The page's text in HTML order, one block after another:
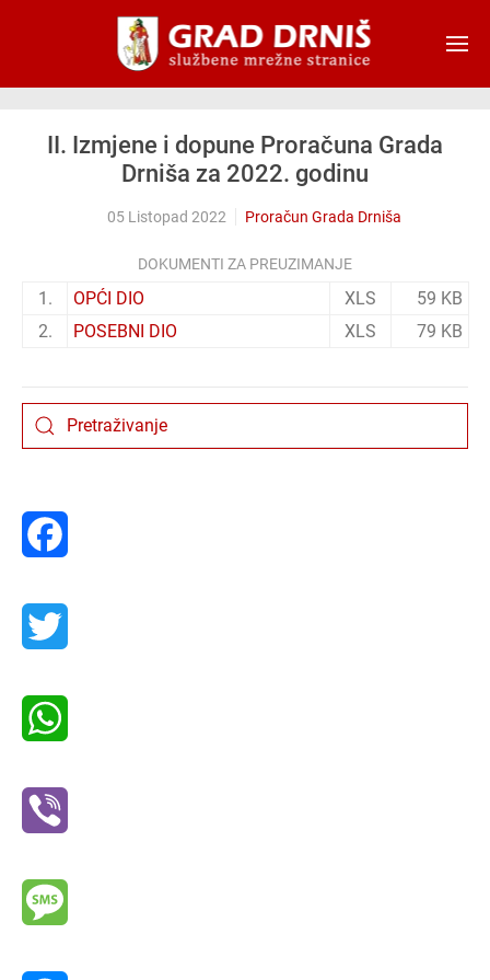
Skip to main content
II. Izmjene i dopune Proračuna Grada
Drniša za 2022. godinu
05 Listopad 2022 Proračun Grada Drniša
DOKUMENTI ZA PREUZIMANJE
1. OPĆI DIO XLS
59 KB
2.
POSEBNI DIO XLS 79 KB